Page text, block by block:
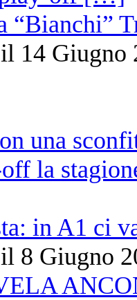
“Bianchi”
14 Giugno
in A1 ci
8 Giugno